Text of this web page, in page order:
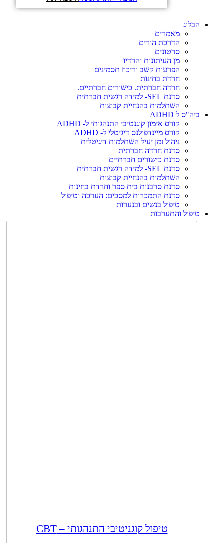
הבלוג
מאמרים
הדרכת הורים
סרטונים
מן העיתונות והרדיו
הפרעות קשב וריכוז תסמינים
חרדת בחינות
חרדה חברתית. כישורים חברתיים.
סדנת SEL- למידה רגשית חברתית
השתלמות בהנחיית קבוצות
ביה"ס ל ADHD
קורס אימון קוגנטיבי התנהגותי ל- ADHD
קורס מיינדפולנס דיגיטלי ל- ADHD
ניהול זמן יעיל השתלמות דיגיטלית
סדנת חרדה חברתית
סדנת כישורים חברתיים
סדנת SEL- למידה רגשית חברתית
השתלמות בהנחיית קבוצות
סדנת סרבנות בית ספר וחרדת בחינות
סדנת התמכרות למסכים: הערכה וטיפול
טיפול בנשים ובנערות
טיפול והתערבות
טיפול קוגניטיבי התנהגותי – CBT